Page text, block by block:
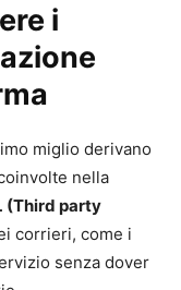
i
miglio derivano
nella
(Third party
corrieri, come i
senza dover